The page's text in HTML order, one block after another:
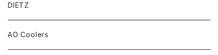
DIETZ
AO Coolers